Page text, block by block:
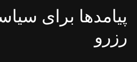
پیامدها برای
رزرو